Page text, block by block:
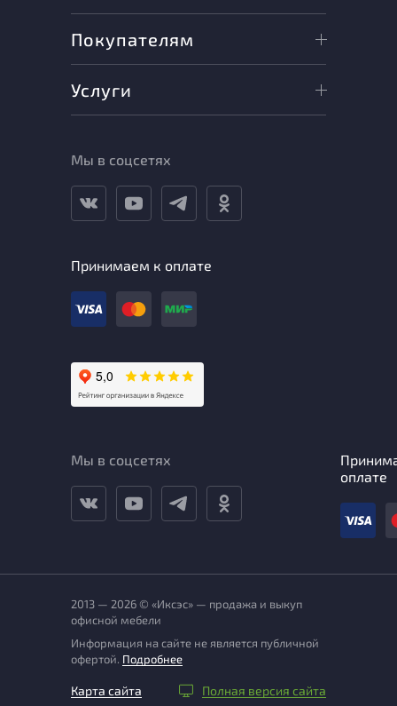
Покупателям
Услуги
Мы в соцсетях
Принимаем к оплате
Мы в соцсетях
оплате
2013 — 2026 © «Иксэс» — продажа и выкуп
офисной мебели
Информация на сайте не является публичной
офертой. Подробнее
Карта сайта Полная версия сайта